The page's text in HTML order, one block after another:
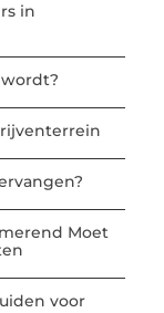
in
Moet
voor